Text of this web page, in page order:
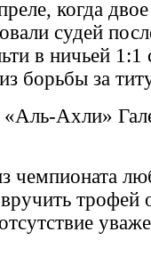
когда
судей
в ничьей
борьбы за
Ахли»
чемпионата
трофей